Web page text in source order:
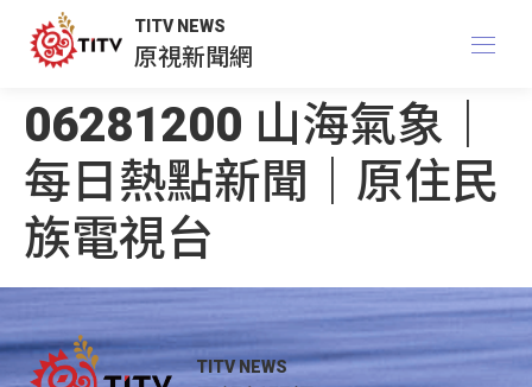
TITV NEWS
原視新聞網
06281200 山海氣象｜
每日熱點新聞｜原住民
族電視台
TITV NEWS